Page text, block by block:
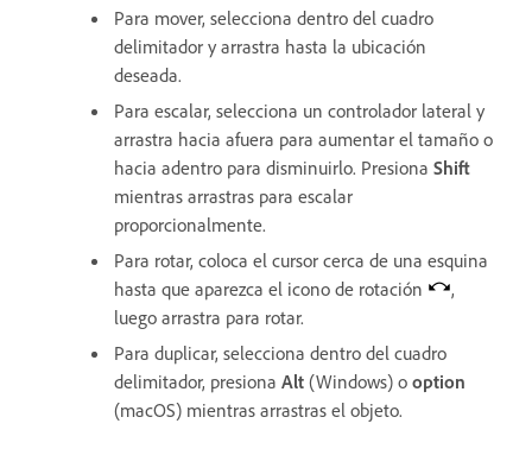
Para mover, selecciona dentro del cuadro
delimitador y arrastra hasta la ubicación
deseada.
Para escalar, selecciona un controlador lateral y
arrastra hacia afuera para aumentar el tamaño o
hacia adentro para disminuirlo. Presiona Shift
mientras arrastras para escalar
proporcionalmente.
Para rotar, coloca el cursor cerca de una esquina
hasta que aparezca el icono de rotación
,
luego arrastra para rotar.
Para duplicar, selecciona dentro del cuadro
delimitador, presiona Alt (Windows) o option
(macOS) mientras arrastras el objeto.